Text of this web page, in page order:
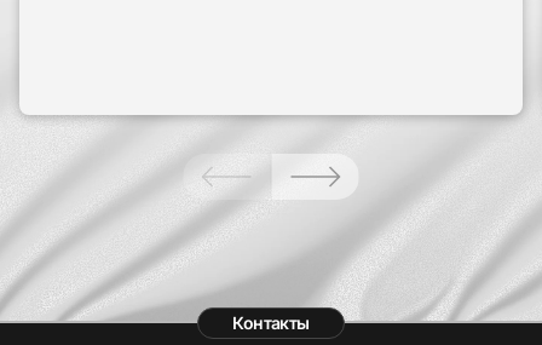
Контакты